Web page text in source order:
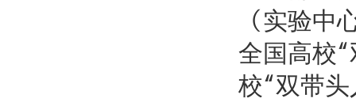
（实验
全国高校
校“双带